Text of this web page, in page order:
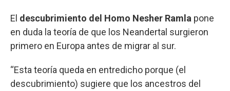
El descubrimiento del Homo Nesher Ramla pone
en duda la teoría de que los Neandertal surgieron
primero en Europa antes de migrar al sur.
“Esta teoría queda en entredicho porque (el
descubrimiento) sugiere que los ancestros del